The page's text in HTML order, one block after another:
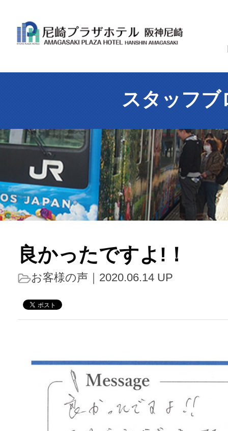
スタッフブ
良かったですよ!！
お客様の声 ｜2020.06.14 UP